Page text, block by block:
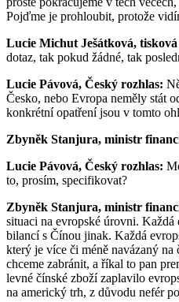
Pojďme je prohloubit, protože
Lucie Michut Ješátková,
dotaz, tak pokud žádné, tak
Lucie Pávová, Český rozhlas:
Česko, nebo Evropa neměly stát
konkrétní opatření jsou v tomto
Zbyněk Stanjura, ministr
Lucie Pávová, Český rozhlas:
to, prosím, specifikovat?
Zbyněk Stanjura, ministr
situaci na evropské úrovni. Každá
bilancí s Čínou jinak. Každá
který je více či méně navázaný
chceme zabránit, a říkal to pan
levné čínské zboží zaplavilo
na americký trh, z důvodu nefér